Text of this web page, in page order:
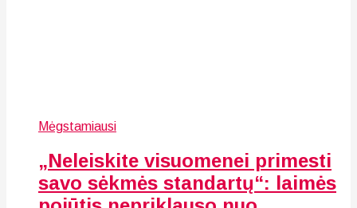
Mėgstamiausi
„Neleiskite visuomenei primesti
savo sėkmės standartų“: laimės